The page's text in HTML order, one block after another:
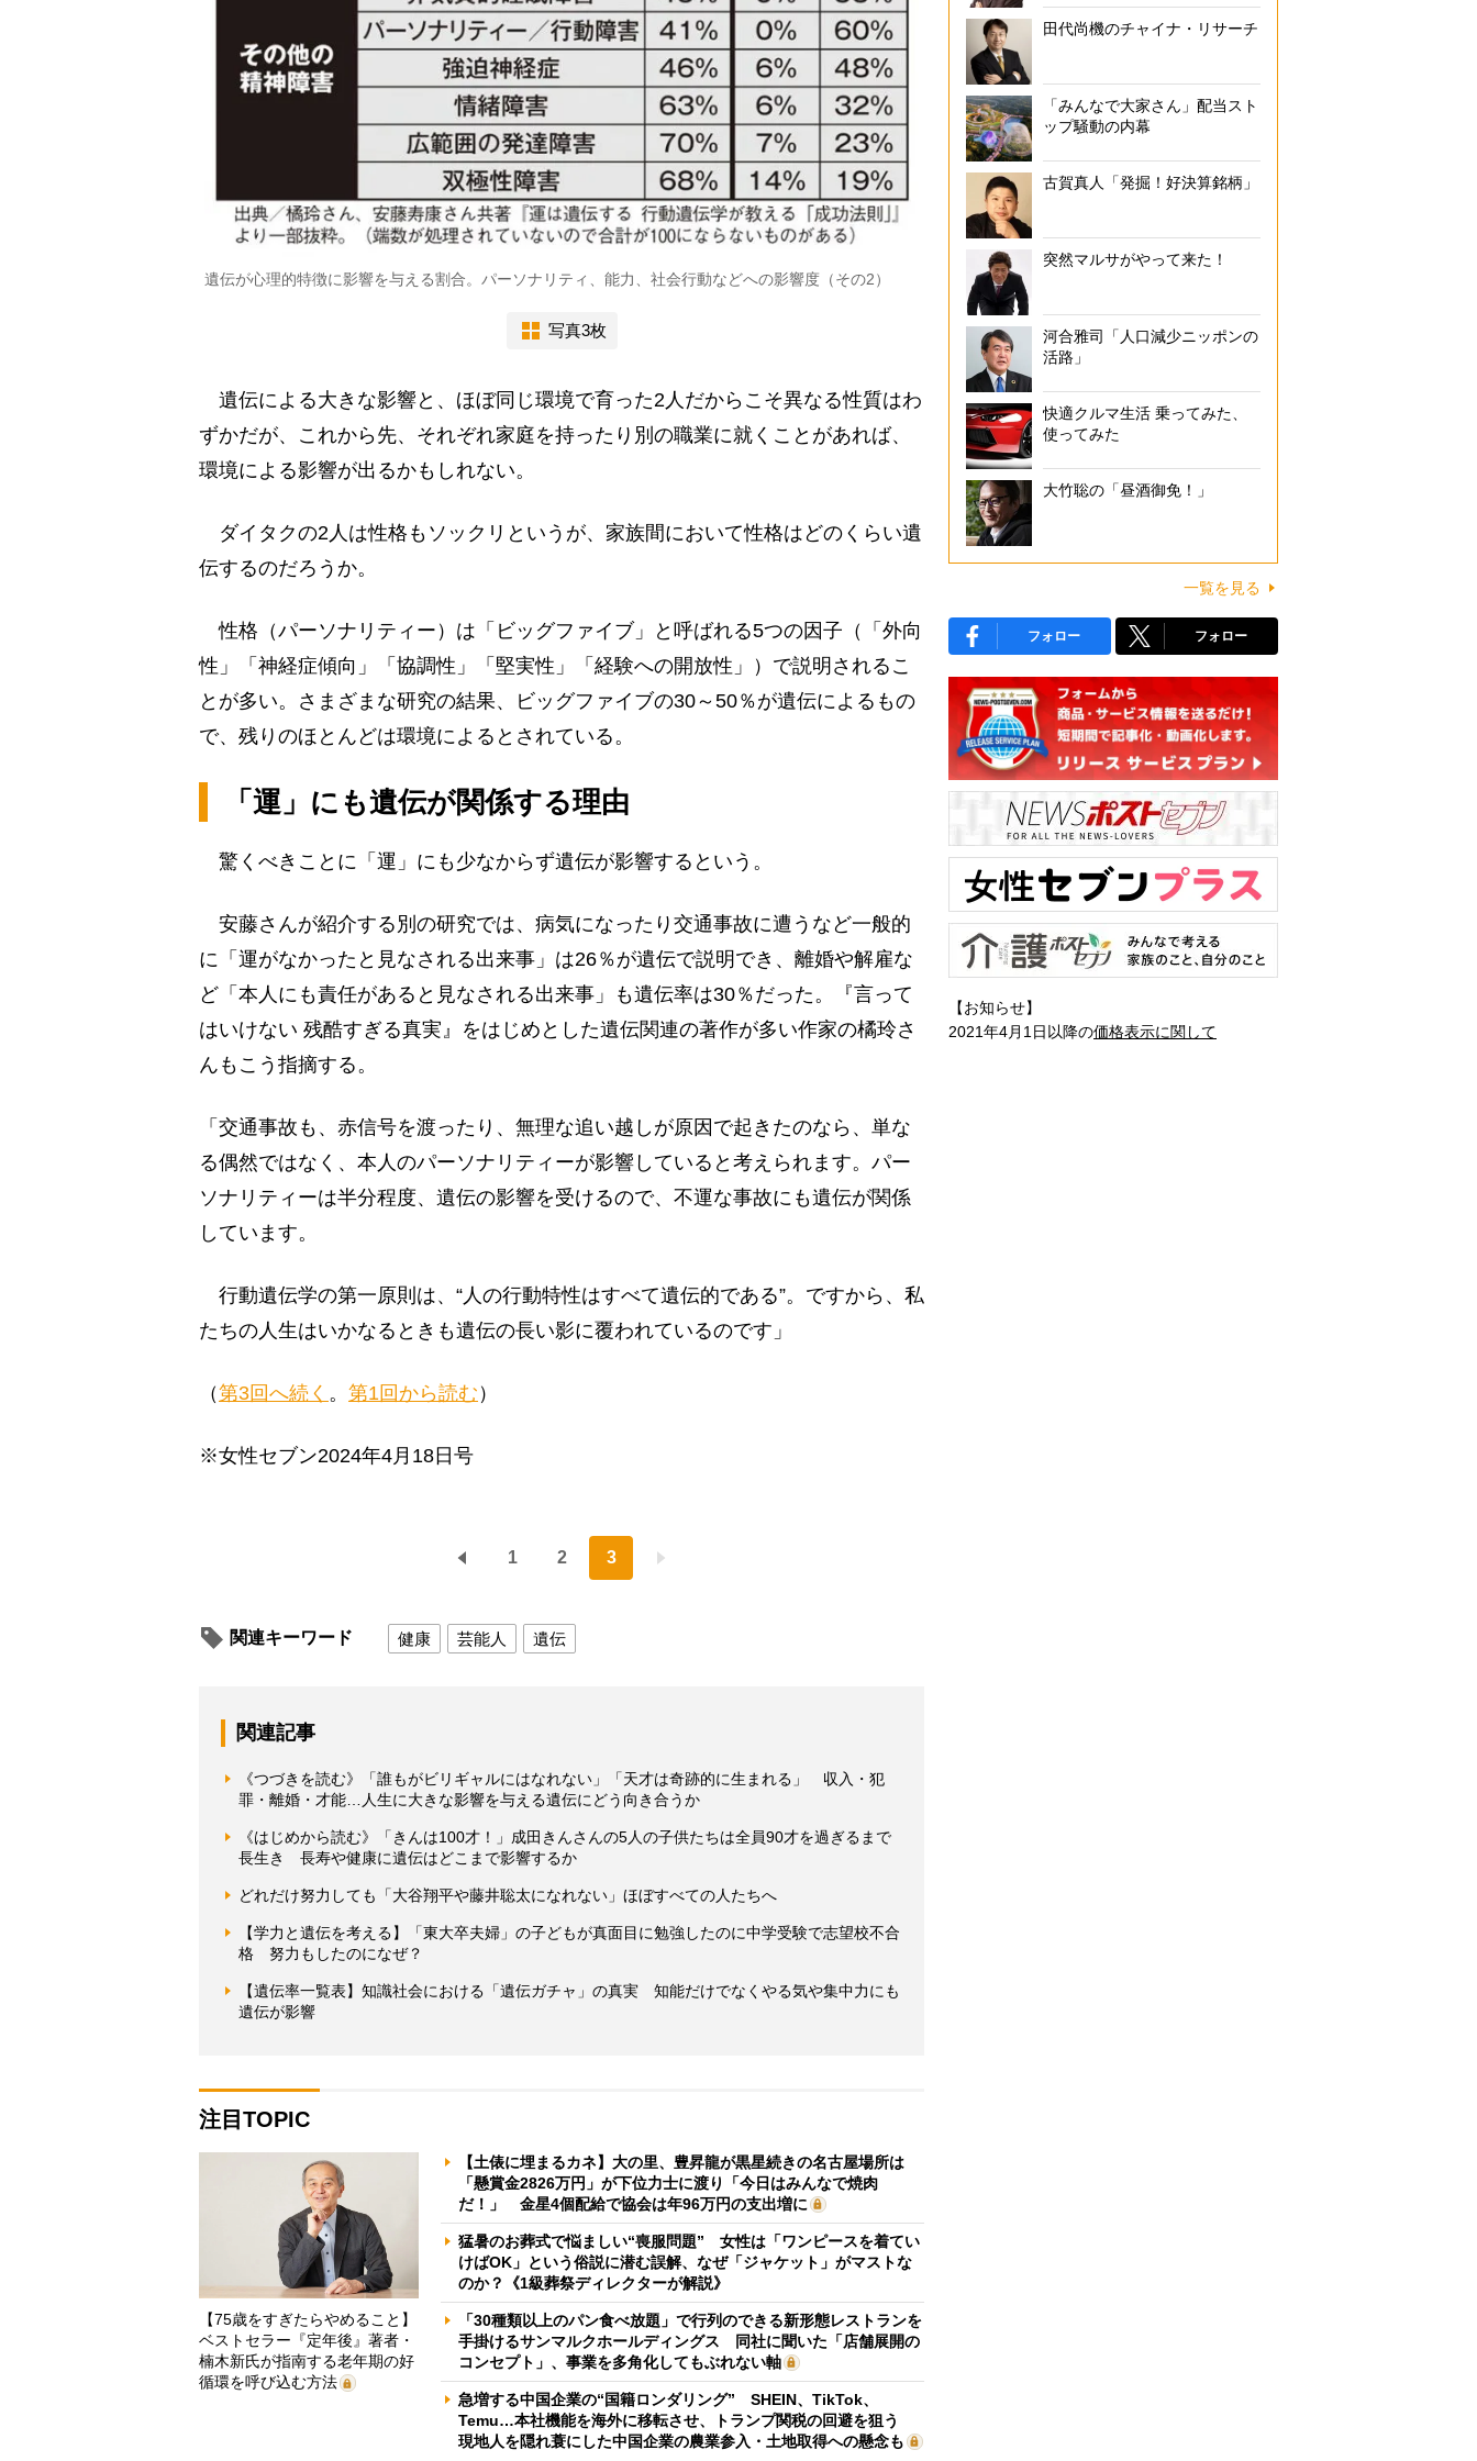
遺伝が心理的特徴に影響を与える割合。パーソナリティ、能力、社会行動などへの影響度（その2）
写真3枚
遺伝による大きな影響と、ほぼ同じ環境で育った2人だからこそ異なる性質はわ
ずかだが、これから先、それぞれ家庭を持ったり別の職業に就くことがあれば、
環境による影響が出るかもしれない。
ダイタクの2人は性格もソックリというが、家族間において性格はどのくらい遺
伝するのだろうか。
性格（パーソナリティー）は「ビッグファイブ」と呼ばれる5つの因子（「外向
性」「神経症傾向」「協調性」「堅実性」「経験への開放性」）で説明されるこ
とが多い。さまざまな研究の結果、ビッグファイブの30～50％が遺伝によるもの
で、残りのほとんどは環境によるとされている。
「運」にも遺伝が関係する理由
驚くべきことに「運」にも少なからず遺伝が影響するという。
安藤さんが紹介する別の研究では、病気になったり交通事故に遭うなど一般的
に「運がなかったと見なされる出来事」は26％が遺伝で説明でき、離婚や解雇な
ど「本人にも責任があると見なされる出来事」も遺伝率は30％だった。『言って
はいけない 残酷すぎる真実』をはじめとした遺伝関連の著作が多い作家の橘玲さ
んもこう指摘する。
「交通事故も、赤信号を渡ったり、無理な追い越しが原因で起きたのなら、単な
る偶然ではなく、本人のパーソナリティーが影響していると考えられます。パー
ソナリティーは半分程度、遺伝の影響を受けるので、不運な事故にも遺伝が関係
しています。
行動遺伝学の第一原則は、“人の行動特性はすべて遺伝的である”。ですから、私
たちの人生はいかなるときも遺伝の長い影に覆われているのです」
（第3回へ続く 。 第1回から読む ）
※女性セブン2024年4月18日号
1 2 3
関連キーワード 健康 芸能人 遺伝
関連記事
《つづきを読む》「誰もがビリギャルにはなれない」「天才は奇跡的に生まれる」 収入・犯
罪・離婚・才能…人生に大きな影響を与える遺伝にどう向き合うか
《はじめから読む》「きんは100才！」成田きんさんの5人の子供たちは全員90才を過ぎるまで
長生き 長寿や健康に遺伝はどこまで影響するか
どれだけ努力しても「大谷翔平や藤井聡太になれない」ほぼすべての人たちへ
【学力と遺伝を考える】「東大卒夫婦」の子どもが真面目に勉強したのに中学受験で志望校不合
格 努力もしたのになぜ？
【遺伝率一覧表】知識社会における「遺伝ガチャ」の真実 知能だけでなくやる気や集中力にも
遺伝が影響
注目TOPIC
【75歳をすぎたらやめること】
ベストセラー『定年後』著者・
楠木新氏が指南する老年期の好
循環を呼び込む方法
【土俵に埋まるカネ】大の里、豊昇龍が黒星続きの名古屋場所は
「懸賞金2826万円」が下位力士に渡り「今日はみんなで焼肉
だ！」 金星4個配給で協会は年96万円の支出増に
猛暑のお葬式で悩ましい“喪服問題” 女性は「ワンピースを着てい
けばOK」という俗説に潜む誤解、なぜ「ジャケット」がマストな
のか？《1級葬祭ディレクターが解説》
「30種類以上のパン食べ放題」で行列のできる新形態レストランを
手掛けるサンマルクホールディングス 同社に聞いた「店舗展開の
コンセプト」、事業を多角化してもぶれない軸
急増する中国企業の“国籍ロンダリング” SHEIN、TikTok、
Temu…本社機能を海外に移転させ、トランプ関税の回避を狙う
現地人を隠れ蓑にした中国企業の農業参入・土地取得への懸念も
田代尚機のチャイナ・リサーチ
「みんなで大家さん」配当スト
ップ騒動の内幕
古賀真人「発掘！好決算銘柄」
突然マルサがやって来た！
河合雅司「人口減少ニッポンの
活路」
快適クルマ生活 乗ってみた、
使ってみた
大竹聡の「昼酒御免！」
一覧を見る
フォロー フォロー
【お知らせ】
2021年4月1日以降の価格表示に関して